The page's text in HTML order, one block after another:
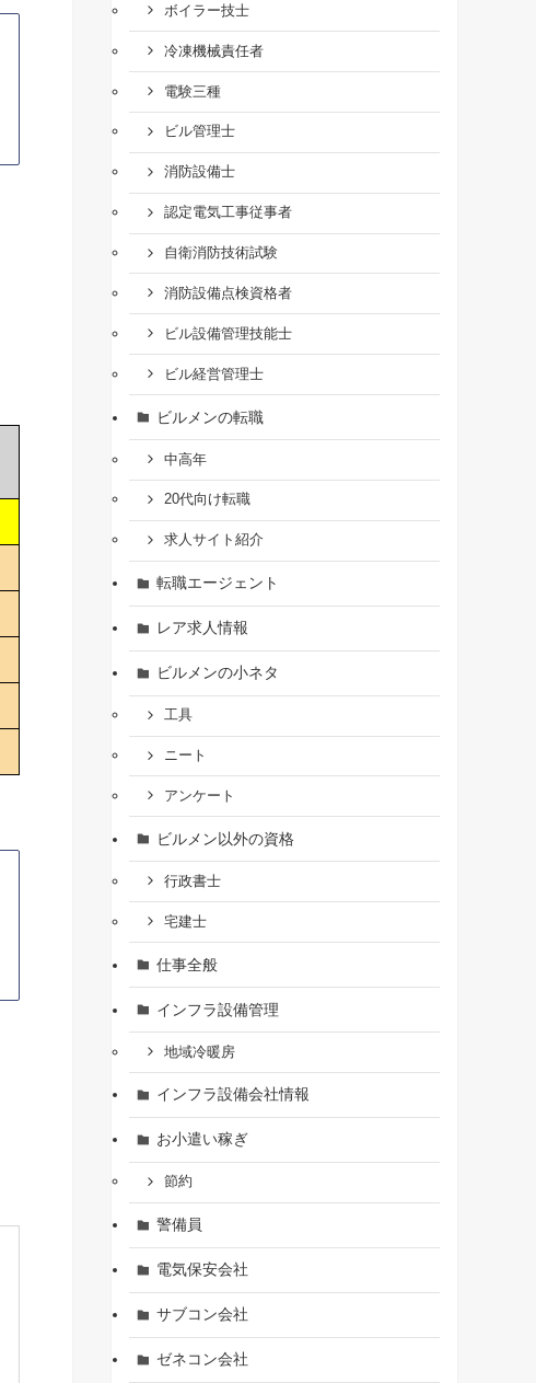
ボイラー技士
冷凍機械責任者
電験三種
ビル管理士
消防設備士
認定電気工事従事者
自衛消防技術試験
消防設備点検資格者
ビル設備管理技能士
ビル経営管理士
ビルメンの転職
中高年
20代向け転職
求人サイト紹介
転職エージェント
レア求人情報
ビルメンの小ネタ
工具
ニート
アンケート
ビルメン以外の資格
行政書士
宅建士
仕事全般
インフラ設備管理
地域冷暖房
インフラ設備会社情報
お小遣い稼ぎ
節約
警備員
電気保安会社
サブコン会社
ゼネコン会社